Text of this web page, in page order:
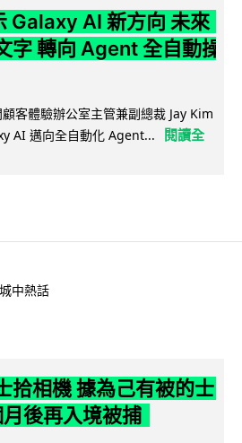
Galaxy AI 新方向 未來
字 轉向 Agent 全自動操
客體驗辦公室主管兼副總裁 Jay Kim
AI 邁向全自動化 Agent...
閱讀全
城中熱話
拾相機 據為己有被的士
後再入境被捕